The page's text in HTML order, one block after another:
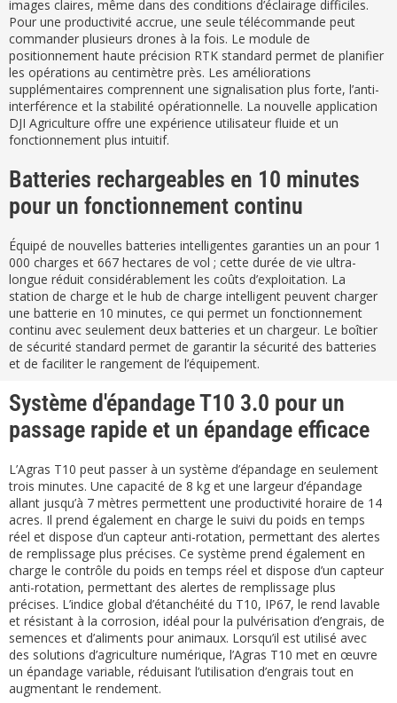
images claires, même dans des conditions d’éclairage difficiles.
Pour une productivité accrue, une seule télécommande peut
commander plusieurs drones à la fois. Le module de
positionnement haute précision RTK standard permet de planifier
les opérations au centimètre près. Les améliorations
supplémentaires comprennent une signalisation plus forte, l’anti-
interférence et la stabilité opérationnelle. La nouvelle application
DJI Agriculture offre une expérience utilisateur fluide et un
fonctionnement plus intuitif.
Batteries rechargeables en 10 minutes
pour un fonctionnement continu
Équipé de nouvelles batteries intelligentes garanties un an pour 1
000 charges et 667 hectares de vol ; cette durée de vie ultra-
longue réduit considérablement les coûts d’exploitation. La
station de charge et le hub de charge intelligent peuvent charger
une batterie en 10 minutes, ce qui permet un fonctionnement
continu avec seulement deux batteries et un chargeur. Le boîtier
de sécurité standard permet de garantir la sécurité des batteries
et de faciliter le rangement de l’équipement.
Système d'épandage T10 3.0 pour un
passage rapide et un épandage efficace
L’Agras T10 peut passer à un système d’épandage en seulement
trois minutes. Une capacité de 8 kg et une largeur d’épandage
allant jusqu’à 7 mètres permettent une productivité horaire de 14
acres. Il prend également en charge le suivi du poids en temps
réel et dispose d’un capteur anti-rotation, permettant des alertes
de remplissage plus précises. Ce système prend également en
charge le contrôle du poids en temps réel et dispose d’un capteur
anti-rotation, permettant des alertes de remplissage plus
précises. L’indice global d’étanchéité du T10, IP67, le rend lavable
et résistant à la corrosion, idéal pour la pulvérisation d’engrais, de
semences et d’aliments pour animaux. Lorsqu’il est utilisé avec
des solutions d’agriculture numérique, l’Agras T10 met en œuvre
un épandage variable, réduisant l’utilisation d’engrais tout en
augmentant le rendement.